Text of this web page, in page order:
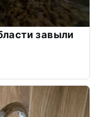
завыли